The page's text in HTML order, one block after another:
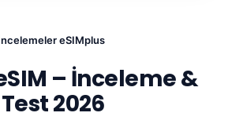
eSIMplus
– İnceleme &
2026